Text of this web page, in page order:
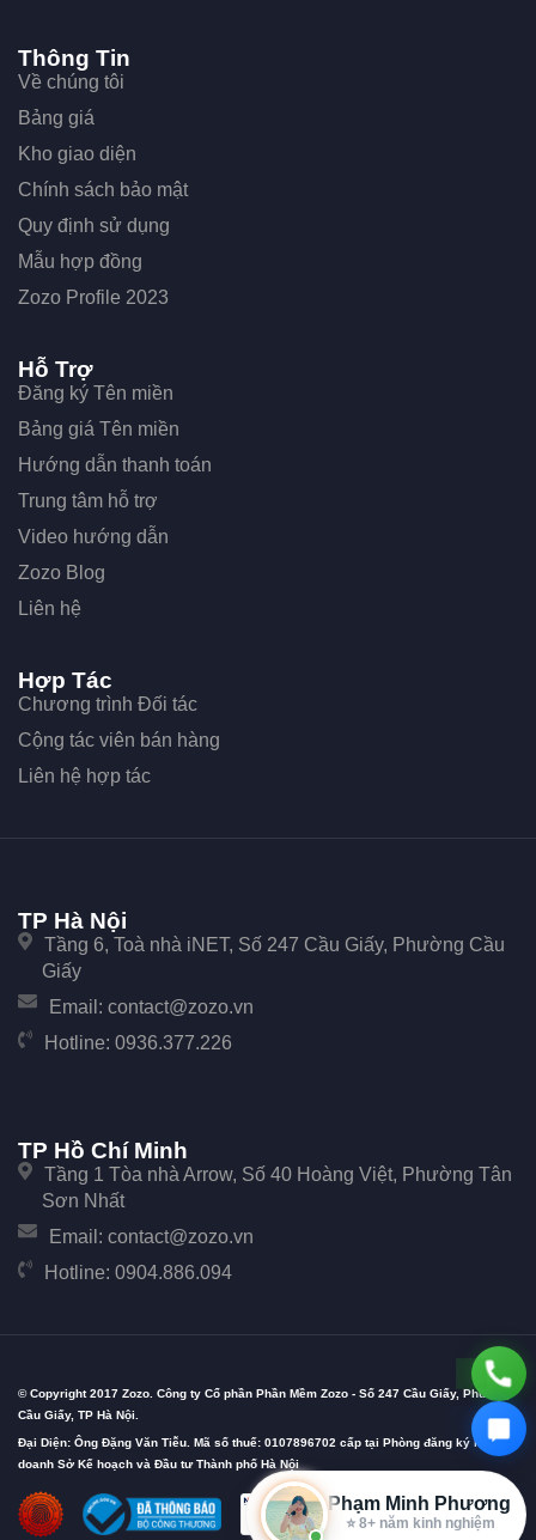
Thông Tin
Về chúng tôi
Bảng giá
Kho giao diện
Chính sách bảo mật
Quy định sử dụng
Mẫu hợp đồng
Zozo Profile 2023
Hỗ Trợ
Đăng ký Tên miền
Bảng giá Tên miền
Hướng dẫn thanh toán
Trung tâm hỗ trợ
Video hướng dẫn
Zozo Blog
Liên hệ
Hợp Tác
Chương trình Đối tác
Cộng tác viên bán hàng
Liên hệ hợp tác
TP Hà Nội
Tầng 6, Toà nhà iNET, Số 247 Cầu Giấy, Phường Cầu
Giấy
Email: contact@zozo.vn
Hotline: 0936.377.226
TP Hồ Chí Minh
Tầng 1 Tòa nhà Arrow, Số 40 Hoàng Việt, Phường Tân
Sơn Nhất
Email: contact@zozo.vn
Hotline: 0904.886.094
© Copyright 2017 Zozo. Công ty Cổ phần Phần Mềm Zozo - Số 247 Cầu Giấy, Phường
Cầu Giấy, TP Hà Nội.
Đại Diện: Ông Đặng Văn Tiễu. Mã số thuế: 0107896702 cấp tại Phòng đăng ký kinh
doanh Sở Kế hoạch và Đầu tư Thành phố Hà Nội
Phạm Minh Phương
⭐ 8+ năm kinh nghiệm